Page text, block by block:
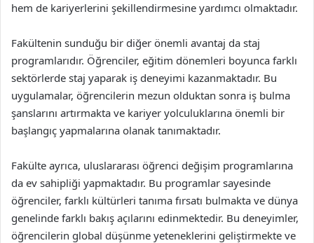
hem de kariyerlerini şekillendirmesine yardımcı olmaktadır.
Fakültenin sunduğu bir diğer önemli avantaj da staj
programlarıdır. Öğrenciler, eğitim dönemleri boyunca farklı
sektörlerde staj yaparak iş deneyimi kazanmaktadır. Bu
uygulamalar, öğrencilerin mezun olduktan sonra iş bulma
şanslarını artırmakta ve kariyer yolculuklarına önemli bir
başlangıç yapmalarına olanak tanımaktadır.
Fakülte ayrıca, uluslararası öğrenci değişim programlarına
da ev sahipliği yapmaktadır. Bu programlar sayesinde
öğrenciler, farklı kültürleri tanıma fırsatı bulmakta ve dünya
genelinde farklı bakış açılarını edinmektedir. Bu deneyimler,
öğrencilerin global düşünme yeteneklerini geliştirmekte ve